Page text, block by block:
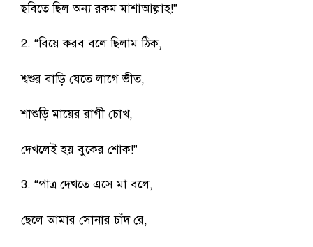
ছবিতে ছিল অন্য রকম মাশাআল্লাহ!”
2. “বিয়ে করব বলে ছিলাম ঠিক,
শ্বশুর বাড়ি যেতে লাগে ভীত,
শাশুড়ি মায়ের রাগী চোখ,
দেখলেই হয় বুকের শোক!”
3. “পাত্র দেখতে এসে মা বলে,
ছেলে আমার সোনার চাঁদ রে,